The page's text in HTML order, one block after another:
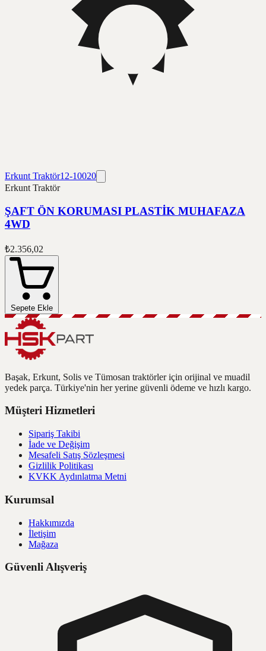
Erkunt Traktör12-10020
Erkunt Traktör
ŞAFT ÖN KORUMASI PLASTİK MUHAFAZA
4WD
₺2.356,02
Sepete Ekle
Başak, Erkunt, Solis ve Tümosan traktörler için orijinal ve muadil
yedek parça. Türkiye'nin her yerine güvenli ödeme ve hızlı kargo.
Müşteri Hizmetleri
Sipariş Takibi
İade ve Değişim
Mesafeli Satış Sözleşmesi
Gizlilik Politikası
KVKK Aydınlatma Metni
Kurumsal
Hakkımızda
İletişim
Mağaza
Güvenli Alışveriş